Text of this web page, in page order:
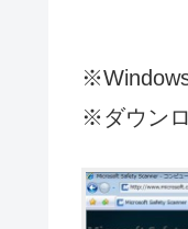
※ダウン